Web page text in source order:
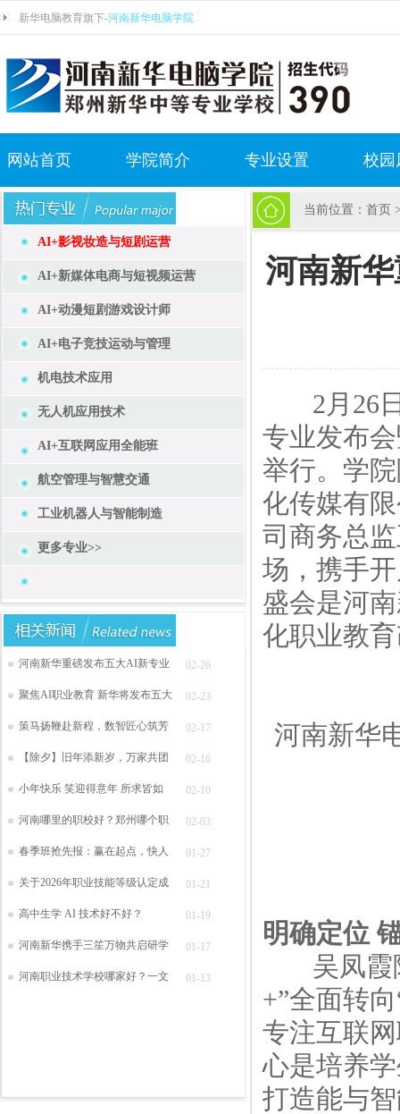
新华电脑教育旗下-河南新华电脑学院
网站首页 学院简介 专业设置 校园
AI+影视妆造与短剧运营
AI+新媒体电商与短视频运营
AI+动漫短剧游戏设计师
AI+电子竞技运动与管理
机电技术应用
无人机应用技术
AI+互联网应用全能班
航空管理与智慧交通
工业机器人与智能制造
更多专业>>
河南新华重磅发布五大AI新专业 02-26
聚焦AI职业教育 新华将发布五大 02-23
策马扬鞭赴新程，数智匠心筑芳 02-17
【除夕】旧年添新岁，万家共团 02-16
小年快乐 笑迎得意年 所求皆如 02-10
河南哪里的职校好？郑州哪个职 02-03
春季班抢先报：赢在起点，快人 01-27
关于2026年职业技能等级认定成 01-21
高中生学 AI 技术好不好？ 01-19
河南新华携手三笙万物共启研学 01-17
河南职业技术学校哪家好？一文 01-13
当前位置： 首页
河南新
2月26日
专业发布
举行。学
化传媒有
司商务总
场，携手
盛会是河
化职业教
河南新华
明确定位
吴凤霞院
+”全面转
专注互联
心是培养
打造能与